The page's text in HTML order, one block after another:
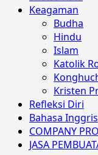
Keagaman
Budha
Hindu
Islam
Katolik
Kristen
Refleksi Diri
Bahasa Inggris
COMPANY
JASA